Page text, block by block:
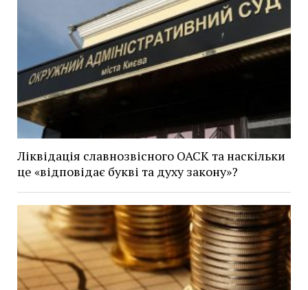
Ліквідація славнозвісного ОАСК та наскільки
це «відповідає букві та духу закону»?